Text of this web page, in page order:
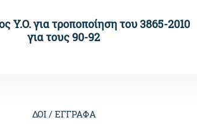
Υ.Ο. για τροποποίηση του 3865-2010
για τους 90-92
ΔΟΙ / ΕΓΓΡΑΦΑ